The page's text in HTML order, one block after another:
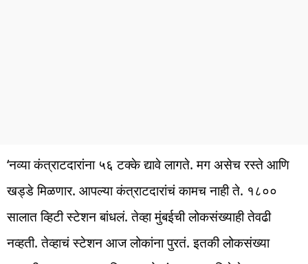
‘नव्या कंत्राटदारांना ५६ टक्के द्यावे लागते. मग असेच रस्ते आणि
खड्डे मिळणार. आपल्या कंत्राटदारांचं कामच नाही ते. १८००
सालात व्हिटी स्टेशन बांधलं. तेव्हा मुंबईची लोकसंख्याही तेवढी
नव्हती. तेव्हाचं स्टेशन आज लोकांना पुरतं. इतकी लोकसंख्या